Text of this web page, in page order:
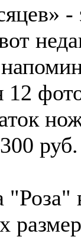
12
"Роза"